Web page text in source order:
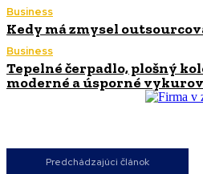
Business
Kedy má zmysel
Business
Tepelné čerpadlo, plošný
moderné a úsporné
Predchádzajúci článok